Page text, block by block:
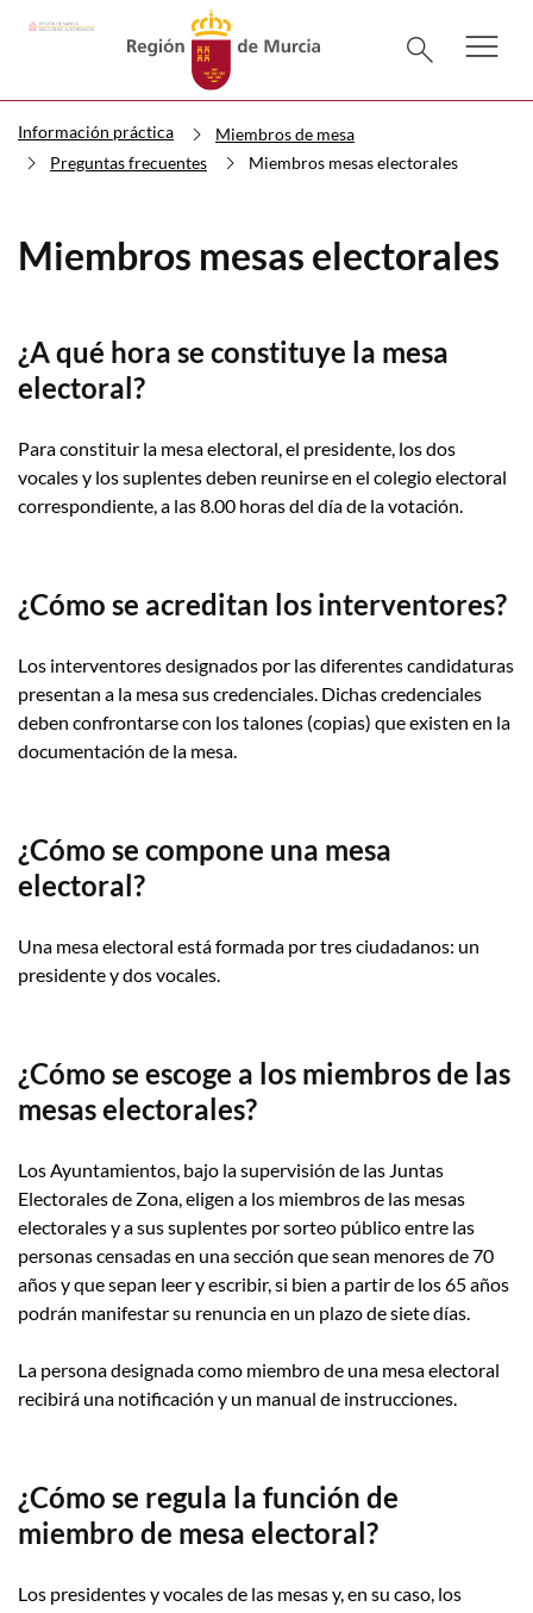
Menú
menu
search
Información práctica
Miembros de mesa
Preguntas frecuentes
Miembros mesas electorales
Miembros mesas electorales
¿A qué hora se constituye la mesa
electoral?
Para constituir la mesa electoral, el presidente, los dos
vocales y los suplentes deben reunirse en el colegio electoral
correspondiente, a las 8.00 horas del día de la votación.
¿Cómo se acreditan los interventores?
Los interventores designados por las diferentes candidaturas
presentan a la mesa sus credenciales. Dichas credenciales
deben confrontarse con los talones (copias) que existen en la
documentación de la mesa.
¿Cómo se compone una mesa
electoral?
Una mesa electoral está formada por tres ciudadanos: un
presidente y dos vocales.
¿Cómo se escoge a los miembros de las
mesas electorales?
Los Ayuntamientos, bajo la supervisión de las Juntas
Electorales de Zona, eligen a los miembros de las mesas
electorales y a sus suplentes por sorteo público entre las
personas censadas en una sección que sean menores de 70
años y que sepan leer y escribir, si bien a partir de los 65 años
podrán manifestar su renuncia en un plazo de siete días.
La persona designada como miembro de una mesa electoral
recibirá una notificación y un manual de instrucciones.
¿Cómo se regula la función de
miembro de mesa electoral?
Los presidentes y vocales de las mesas y, en su caso, los